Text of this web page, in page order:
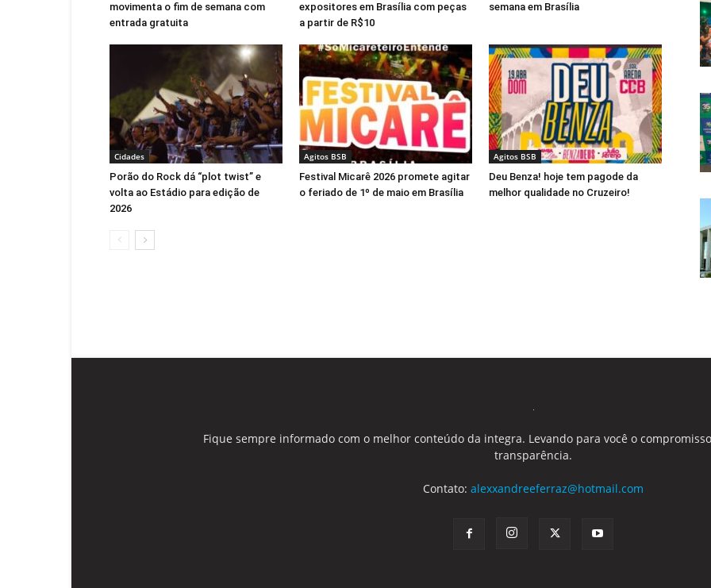
movimenta o fim de semana com
entrada gratuita
expositores em Brasília com peças
a partir de R$10
semana em Brasília
Cidades
Porão do Rock dá “plot twist” e
volta ao Estádio para edição de
2026
Agitos BSB
Festival Micarê 2026 promete agitar
o feriado de 1º de maio em Brasília
Agitos BSB
Deu Benza! hoje tem pagode da
melhor qualidade no Cruzeiro!
Fique sempre informado com o melhor conteúdo da integra. Levando para você o
transparência.
Contato: alexxandreeferraz@hotmail.com